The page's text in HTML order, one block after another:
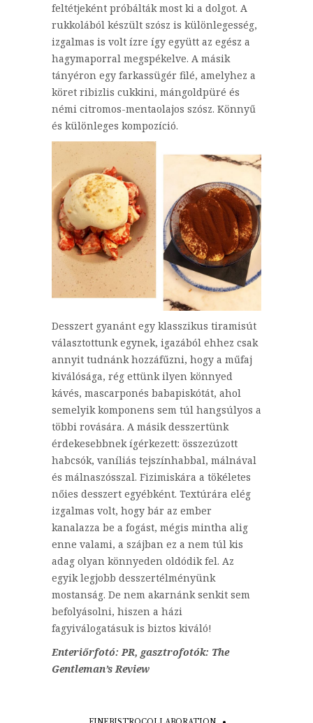
feltétjeként próbálták most ki a dolgot. A
rukkolából készült szósz is különlegesség,
izgalmas is volt ízre így együtt az egész a
hagymaporral megspékelve. A másik
tányéron egy farkassügér filé, amelyhez a
köret ribizlis cukkini, mángoldpüré és
némi citromos-mentaolajos szósz. Könnyű
és különleges kompozíció.
Desszert gyanánt egy klasszikus tiramisút
választottunk egynek, igazából ehhez csak
annyit tudnánk hozzáfűzni, hogy a műfaj
kiválósága, rég ettünk ilyen könnyed
kávés, mascarponés babapiskótát, ahol
semelyik komponens sem túl hangsúlyos a
többi rovására. A másik desszertünk
érdekesebbnek ígérkezett: összezúzott
habcsók, vaníliás tejszínhabbal, málnával
és málnaszósszal. Fizimiskára a tökéletes
nőies desszert egyébként. Textúrára elég
izgalmas volt, hogy bár az ember
kanalazza be a fogást, mégis mintha alig
enne valami, a szájban ez a nem túl kis
adag olyan könnyeden oldódik fel. Az
egyik legjobb desszertélményünk
mostanság. De nem akarnánk senkit sem
befolyásolni, hiszen a házi
fagyiválogatásuk is biztos kiváló!
Enteriőrfotó: PR, gasztrofotók: The
Gentleman’s Review